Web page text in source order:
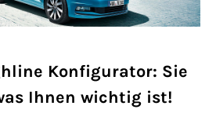
Konfigurator: Sie
Ihnen wichtig ist!